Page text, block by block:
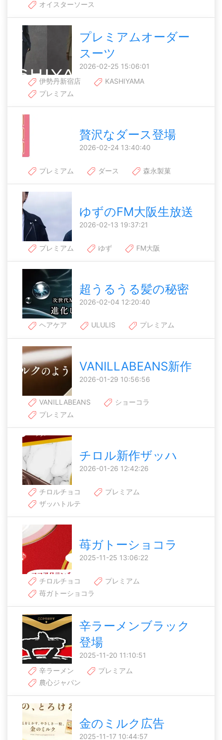
オイスターソース
プレミアムオーダー
スーツ
2026-02-25 15:06:01
伊勢丹新宿店
KASHIYAMA
プレミアム
贅沢なダース登場
2026-02-24 13:40:40
プレミアム ダース 森永製菓
ゆずのFM大阪生放送
2026-02-13 19:37:21
プレミアム ゆず FM大阪
超うるうる髪の秘密
2026-02-04 12:20:40
ヘアケア ULULIS プレミアム
VANILLABEANS新作
2026-01-29 10:56:56
VANILLABEANS
ショーコラ
プレミアム
チロル新作ザッハ
2026-01-26 12:42:26
チロルチョコ
プレミアム
ザッハトルテ
苺ガトーショコラ
2025-11-25 13:06:22
チロルチョコ
プレミアム
苺ガトーショコラ
辛ラーメンブラック
登場
2025-11-20 11:10:51
辛ラーメン
プレミアム
農心ジャパン
金のミルク広告
2025-11-17 10:44:57